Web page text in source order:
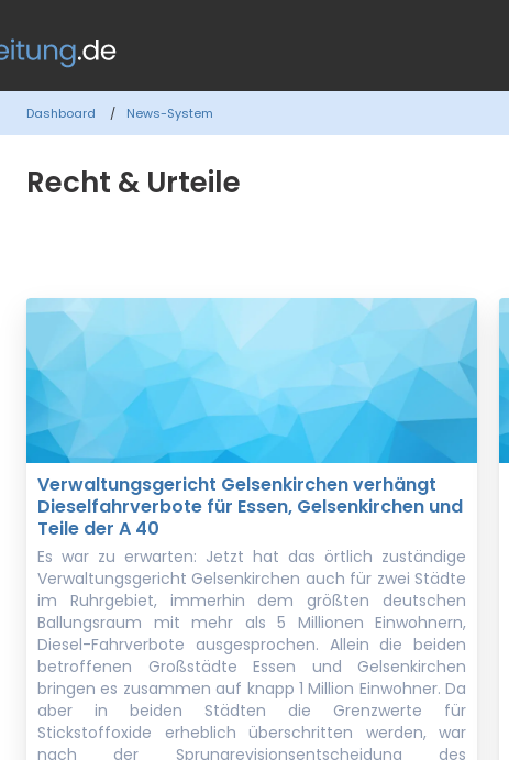
Dashboard News-System
Recht & Urteile
Verwaltungsgericht Gelsenkirchen verhängt
Dieselfahrverbote für Essen, Gelsenkirchen und
Teile der A 40
Es war zu erwarten: Jetzt hat das örtlich zuständige
Verwaltungsgericht Gelsenkirchen auch für zwei Städte
im Ruhrgebiet, immerhin dem größten deutschen
Ballungsraum mit mehr als 5 Millionen Einwohnern,
Diesel-Fahrverbote ausgesprochen. Allein die beiden
betroffenen Großstädte Essen und Gelsenkirchen
bringen es zusammen auf knapp 1 Million Einwohner. Da
aber in beiden Städten die Grenzwerte für
Stickstoffoxide erheblich überschritten werden, war
nach der Sprungrevisionsentscheidung des